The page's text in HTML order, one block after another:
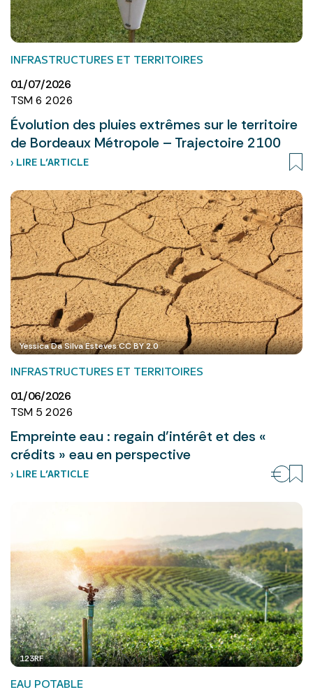
INFRASTRUCTURES ET TERRITOIRES
01/07/2026
TSM 6 2026
Évolution des pluies extrêmes sur le territoire
de Bordeaux Métropole – Trajectoire 2100
› LIRE L’ARTICLE
Yessica Da Silva Esteves CC BY 2.0
INFRASTRUCTURES ET TERRITOIRES
01/06/2026
TSM 5 2026
Empreinte eau : regain d’intérêt et des «
crédits » eau en perspective
› LIRE L’ARTICLE
123RF
EAU POTABLE